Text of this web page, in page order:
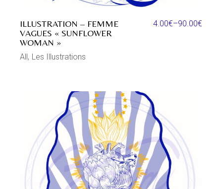
ILLUSTRATION – FEMME
VAGUES « SUNFLOWER
WOMAN »
4.00€–90.00€
All Les Illustrations